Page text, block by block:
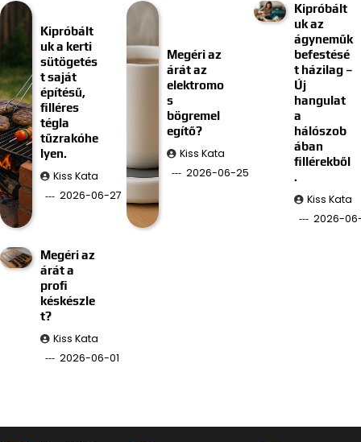
Kipróbált
uk a kerti
sütögetés
t saját
építésű,
filléres
tégla
tűzrakóhe
lyen.
Kiss Kata
2026-06-27
Megéri az
árát az
elektromo
s
bögremel
egítő?
Kiss Kata
2026-06-25
Kipróbált
uk az
ágyneműk
befestésé
t házilag –
Új
hangulat
a
hálószob
ában
fillérekből
.
Kiss Kata
2026-
Megéri az
árát a
profi
késkészle
t?
Kiss Kata
2026-06-01